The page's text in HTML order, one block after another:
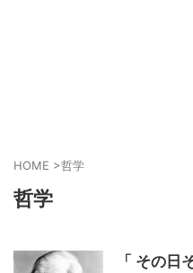
HOME >哲学
哲学
「 その日